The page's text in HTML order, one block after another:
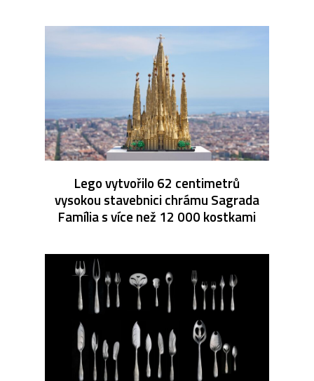
Lego vytvořilo 62 centimetrů
vysokou stavebnici chrámu Sagrada
Família s více než 12 000 kostkami